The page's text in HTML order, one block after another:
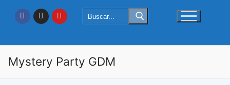
Buscar:
Mystery Party GDM